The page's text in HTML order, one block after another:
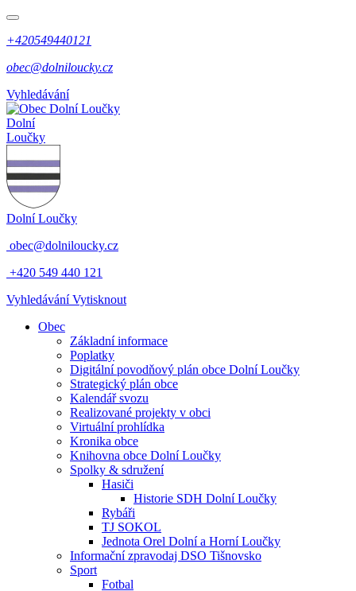
+420549440121
obec@dolniloucky.cz
Vyhledávání
Dolní
Loučky
Dolní Loučky
obec@dolniloucky.cz
+420 549 440 121
Vyhledávání Vytisknout
Obec
Základní informace
Poplatky
Digitální povodňový plán obce Dolní Loučky
Strategický plán obce
Kalendář svozu
Realizované projekty v obci
Virtuální prohlídka
Kronika obce
Knihovna obce Dolní Loučky
Spolky & sdružení
Hasiči
Historie SDH Dolní Loučky
Rybáři
TJ SOKOL
Jednota Orel Dolní a Horní Loučky
Informační zpravodaj DSO Tišnovsko
Sport
Fotbal